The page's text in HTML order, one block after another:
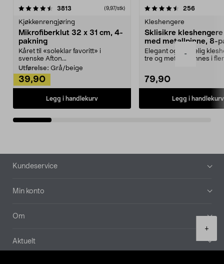
-
+
3813 anmeldelser(9,97/stk)
Kjøkkenrengjøring
Mikrofiberklut 32 x 31 cm, 4-
pakning
Kåret til «soleklar favoritt» i
svenske Afton...
Utførelse: Grå/beige
39,90
Legg i handlekurv
4.5av 5 stjerner 256
Kleshengere
Sklisikre
med metallpinne, 8-
Elegant og skikkelig
tre og metall – finnes i
79,90
Legg i handlekurv
4.5av 5 stjerner
Bunntekst
Kundeservice
Min konto
Om
Aktuelt